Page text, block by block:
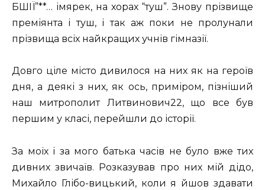
БШІЇ”**… імярек, на хорах “туш”. Знову прізвище
преміянта і туш, і так аж поки не пролунали
прізвища всіх найкращих учнів гімназії.
Довго ціле місто дивилося на них як на героїв
дня, а деякі з них, як ось, приміром, пізніший
наш митрополит Литвинович22, що все був
першим у класі, перейшли до історії.
За моїх і за мого батька часів не було вже тих
дивних звичаїв. Розказував про них мій дідо,
Михайло Глібо-вицький, коли я йшов здавати